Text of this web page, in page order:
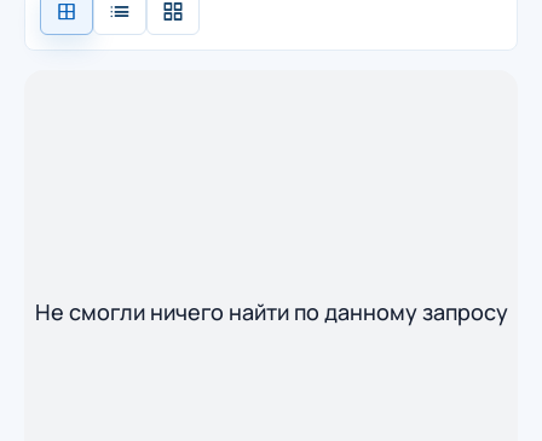
Не смогли ничего найти по данному запросу